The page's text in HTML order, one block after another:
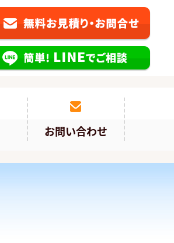
お問い合わせ